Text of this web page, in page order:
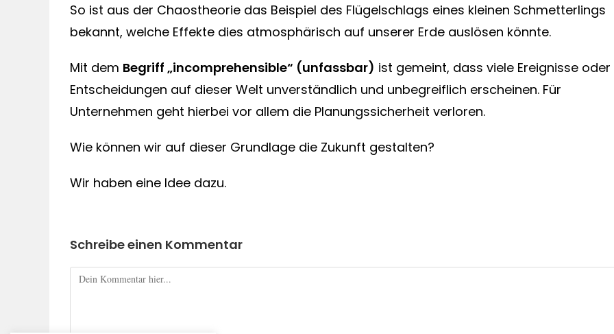
So ist aus der Chaostheorie das Beispiel des Flügelschlags eines kleinen Schmetterlings
bekannt, welche Effekte dies atmosphärisch auf unserer Erde auslösen könnte.
Mit dem Begriff „incomprehensible“ (unfassbar) ist gemeint, dass viele Ereignisse oder
Entscheidungen auf dieser Welt unverständlich und unbegreiflich erscheinen. Für
Unternehmen geht hierbei vor allem die Planungssicherheit verloren.
Wie können wir auf dieser Grundlage die Zukunft gestalten?
Wir haben eine Idee dazu.
Schreibe einen Kommentar